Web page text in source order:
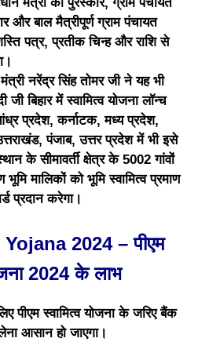
और बाल मैत्रीपूर्ण ग्राम पंचायत
पत्र, प्रतीक चिन्ह और राशि से
नरेंद्र सिंह तोमर जी ने यह भी
जी बिहार में स्वामित्व योजना लॉन्च
प्रदेश, कर्नाटक, मध्य प्रदेश,
उत्तराखंड, पंजाब, उत्तर प्रदेश में भी इसे
के सीमावर्ती क्षेत्र के 5002 गांवों
मालिकों को भूमि स्वामित्व प्रमाण
प्रदान करेगा।
2024 – पीएम
2024 के लाभ
पीएम स्वामित्व योजना के जरिए बैंक
आसान हो जाएगा।